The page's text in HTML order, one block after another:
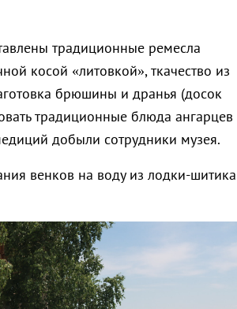
традиционные ремесла
косой «литовкой», ткачество из
брюшины и дранья (досок
традиционные блюда ангарцев
добыли сотрудники музея.
венков на воду из лодки-шитика